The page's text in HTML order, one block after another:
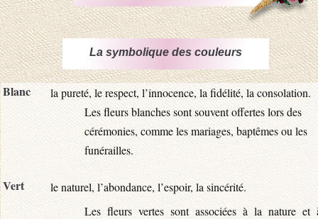
La symbolique des couleurs
Blanc
la pureté, le respect, l’innocence, la fidélité, la consolation.
Les fleurs blanches sont souvent offertes lors des
cérémonies, comme les mariages, baptêmes ou les
funérailles.
Vert
le naturel, l’abondance, l’espoir, la sincérité.
Les fleurs vertes sont associées à la nature et